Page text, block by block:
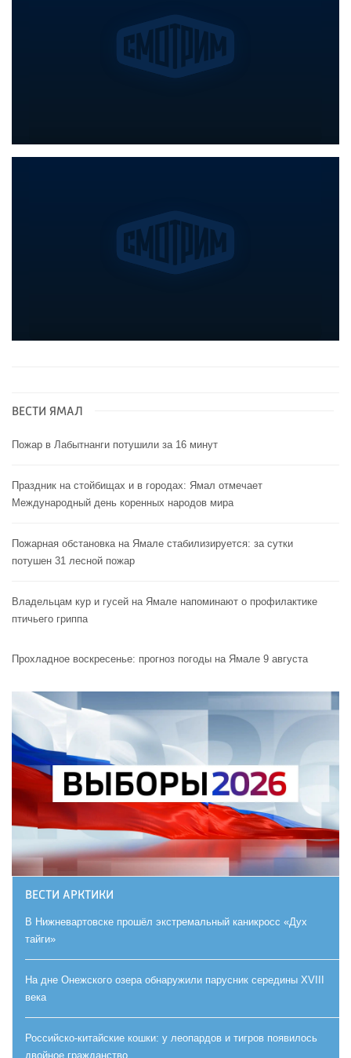
ВЕСТИ ЯМАЛ
Пожар в Лабытнанги потушили за 16 минут
Праздник на стойбищах и в городах: Ямал отмечает
Международный день коренных народов мира
Пожарная обстановка на Ямале стабилизируется: за сутки
потушен 31 лесной пожар
Владельцам кур и гусей на Ямале напоминают o профилактике
птичьего гриппа
Прохладное воскресенье: прогноз погоды на Ямале 9 августа
ВЕСТИ АРКТИКИ
В Нижневартовске прошёл экстремальный каникросс «Дух
тайги»
На дне Онежского озера обнаружили парусник середины XVIII
века
Российско-китайские кошки: у леопардов и тигров появилось
двойное гражданство